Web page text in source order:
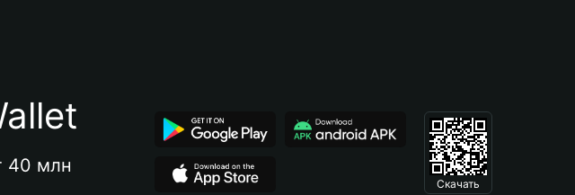
40 млн
Скачать